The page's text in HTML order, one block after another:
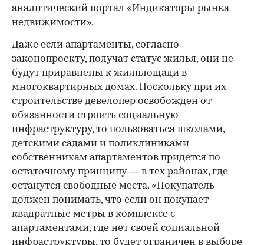
аналитический портал «Индикаторы рынка
недвижимости».
Даже если апартаменты, согласно
законопроекту, получат статус жилья, они не
будут приравнены к жилплощади в
многоквартирных домах. Поскольку при их
строительстве девелопер освобожден от
обязанности строить социальную
инфраструктуру, то пользоваться школами,
детскими садами и поликлиниками
собственникам апартаментов придется по
остаточному принципу — в тех районах, где
останутся свободные места. «Покупатель
должен понимать, что если он покупает
квадратные метры в комплексе с
апартаментами, где нет своей социальной
инфраструктуры, то будет ограничен в выборе